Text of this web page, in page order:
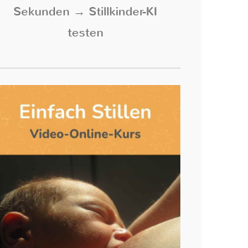
Sekunden → Stillkinder-KI
testen